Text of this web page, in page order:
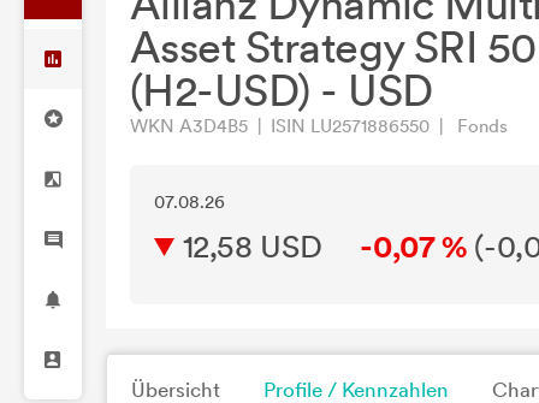
Asset Strategy SRI
(H2-USD) - USD
WKN A3D4B5 | ISIN LU2571886550 | Fonds
07.08.26
12,58 USD -0,07 % (-
Übersicht Profile / Kennzahlen